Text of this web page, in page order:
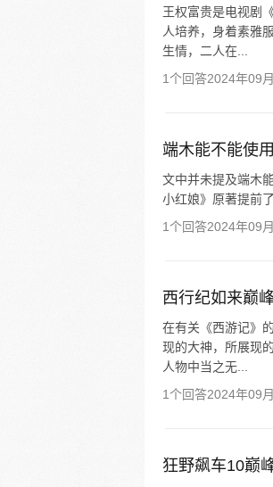
王权富贵是电视剧
人培养，身着素雅
生情，二人在...
1个回答2024年09
端木能不能使
文中并未提及端木
小红娘》原著提前
1个回答2024年09
西行纪如来巅
在有关《西游记》
现的大神，所展现
人物中当之无...
1个回答2024年09
狂野飙车10巅